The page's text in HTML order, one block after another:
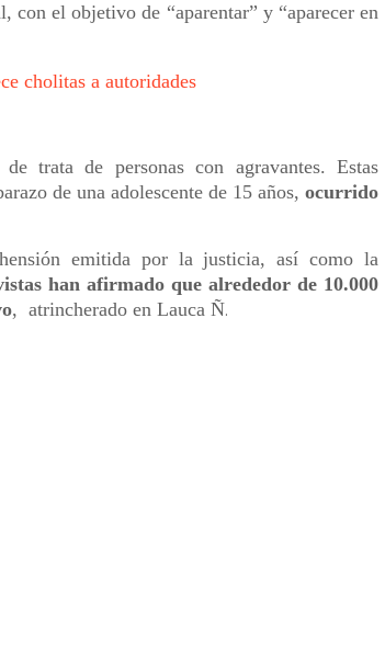
el objetivo de “aparentar” y “aparecer en
cholitas a autoridades
trata de personas con agravantes. Estas
de una adolescente de 15 años,ocurrido
emitida por la justicia, así como la
han afirmado que alrededor de 10.000
, atrincherado en Lauca Ñ.